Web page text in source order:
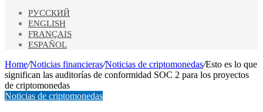
РУССКИЙ
ENGLISH
FRANÇAIS
ESPAÑOL
Home/Noticias financieras/Noticias de criptomonedas/Esto es lo que
significan las auditorías de conformidad SOC 2 para los proyectos
de criptomonedas
Noticias de criptomonedas